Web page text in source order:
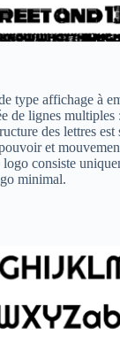
type affichage à
de lignes multiples
des lettres est
et
consiste
minimal.